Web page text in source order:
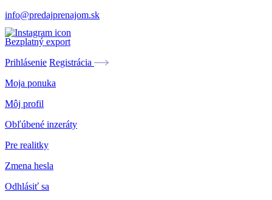
info@predajprenajom.sk
Bezplatný export
Prihlásenie Registrácia
Moja ponuka
Môj profil
Obľúbené inzeráty
Pre realitky
Zmena hesla
Odhlásiť sa